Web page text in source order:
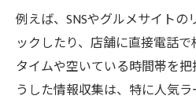
例えば、SNSやグルメサイトの
ックしたり、店舗に直接電話
タイムや空いている時間帯を
うした情報収集は、特に人気